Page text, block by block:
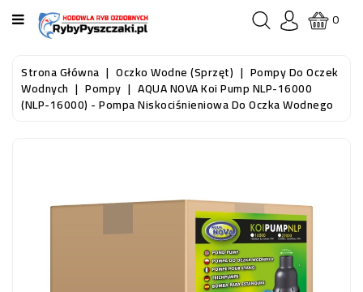
KATEGORIA
STRONA
GŁÓWNA
0
Strona Główna Oczko Wodne (sprzęt) Pompy Do Oczek
Wodnych Pompy AQUA NOVA Koi Pump NLP-16000
(NLP-16000) - Pompa Niskociśnieniowa Do Oczka Wodnego